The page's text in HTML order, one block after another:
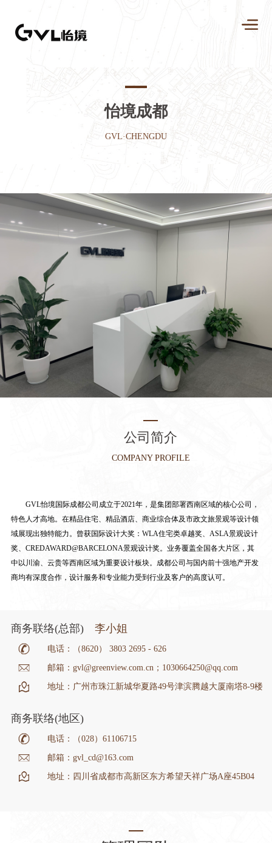
怡境成都
GVL·CHENGDU
公司简介
COMPANY PROFILE
GVL怡境国际成都公司成立于2021年，是集团部署西南区域的核心公司，
特色人才高地。在精品住宅、精品酒店、商业综合体及市政文旅景观等设计领
域展现出独特能力。曾获国际设计大奖：WLA住宅类卓越奖、ASLA景观设计
奖、CREDAWARD@BARCELONA景观设计奖。业务覆盖全国各大片区，其
中以川渝、云贵等西南区域为重要设计板块。成都公司与国内前十强地产开发
商均有深度合作，设计服务和专业能力受到行业及客户的高度认可。
商务联络(总部) 李小姐
电话：（8620） 3803 2695 - 626
邮箱：gvl@greenview.com.cn；1030664250@qq.com
地址：广州市珠江新城华夏路49号津滨腾越大厦南塔8-9楼
商务联络(地区)
电话：（028）61106715
邮箱：gvl_cd@163.com
地址：四川省成都市高新区东方希望天祥广场A座45B04